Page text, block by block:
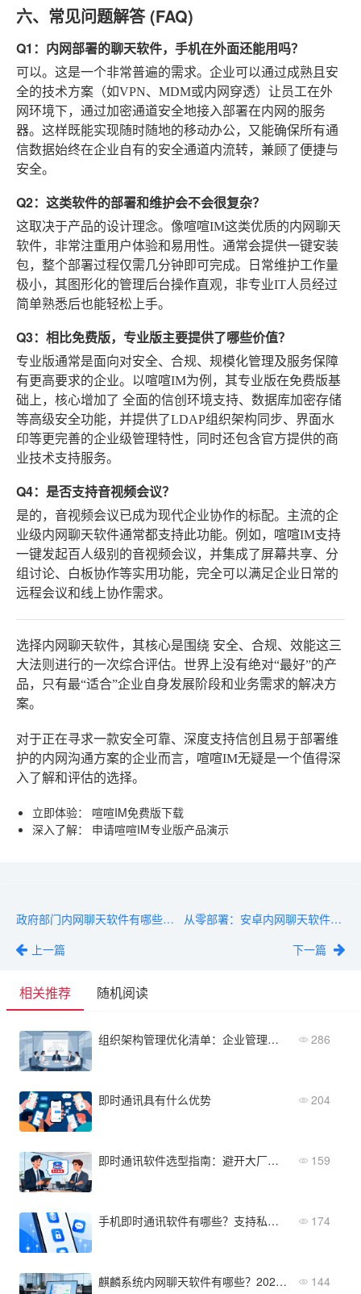
六、常见问题解答 (FAQ)
Q1：内网部署的聊天软件，手机在外面还能用吗？
可以。这是一个非常普遍的需求。企业可以通过成熟且安
全的技术方案（如VPN、MDM或内网穿透）让员工在外
网环境下，通过加密通道安全地接入部署在内网的服务
器。这样既能实现随时随地的移动办公，又能确保所有通
信数据始终在企业自有的安全通道内流转，兼顾了便捷与
安全。
Q2：这类软件的部署和维护会不会很复杂？
这取决于产品的设计理念。像喧喧IM这类优质的内网聊天
软件，非常注重用户体验和易用性。通常会提供一键安装
包，整个部署过程仅需几分钟即可完成。日常维护工作量
极小，其图形化的管理后台操作直观，非专业IT人员经过
简单熟悉后也能轻松上手。
Q3：相比免费版，专业版主要提供了哪些价值？
专业版通常是面向对安全、合规、规模化管理及服务保障
有更高要求的企业。以喧喧IM为例，其专业版在免费版基
础上，核心增加了 全面的信创环境支持、数据库加密存储
等高级安全功能，并提供了LDAP组织架构同步、界面水
印等更完善的企业级管理特性，同时还包含官方提供的商
业技术支持服务。
Q4：是否支持音视频会议？
是的，音视频会议已成为现代企业协作的标配。主流的企
业级内网聊天软件通常都支持此功能。例如，喧喧IM支持
一键发起百人级别的音视频会议，并集成了屏幕共享、分
组讨论、白板协作等实用功能，完全可以满足企业日常的
远程会议和线上协作需求。
选择内网聊天软件，其核心是围绕 安全、合规、效能这三
大法则进行的一次综合评估。世界上没有绝对“最好”的产
品，只有最“适合”企业自身发展阶段和业务需求的解决方
案。
对于正在寻求一款安全可靠、深度支持信创且易于部署维
护的内网沟通方案的企业而言，喧喧IM无疑是一个值得深
入了解和评估的选择。
立即体验： 喧喧IM免费版下载
深入了解： 申请喧喧IM专业版产品演示
政府部门内网聊天软件有哪些？盘点5款满足合规与协作的核心平台
上一篇
从零部署：安卓内网聊天软件安装与运维三步指南
下一篇
相关推荐 随机阅读
组织架构管理优化清单：企业管理者必须关注的五个核心维度 286
即时通讯具有什么优势 204
即时通讯软件选型指南：避开大厂销售的5个常见话术 159
手机即时通讯软件有哪些？支持私有化部署的5款APP推荐 174
麒麟系统内网聊天软件有哪些？2026年这5款值得推荐 144